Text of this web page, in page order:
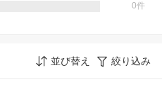
0件
並び替え 絞り込み